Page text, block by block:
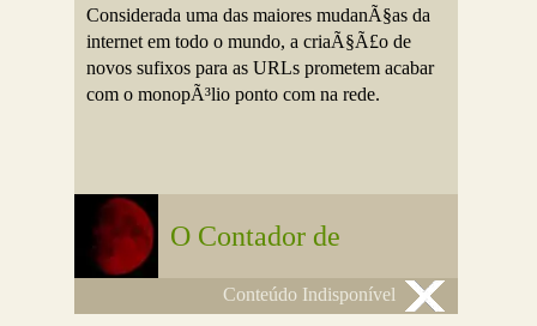
Considerada uma das maiores mudanÃ§as da
internet em todo o mundo, a criaÃ§Ã£o de
novos sufixos para as URLs prometem acabar
com o monopÃ³lio ponto com na rede.
O Contador de
Conteúdo Indisponível